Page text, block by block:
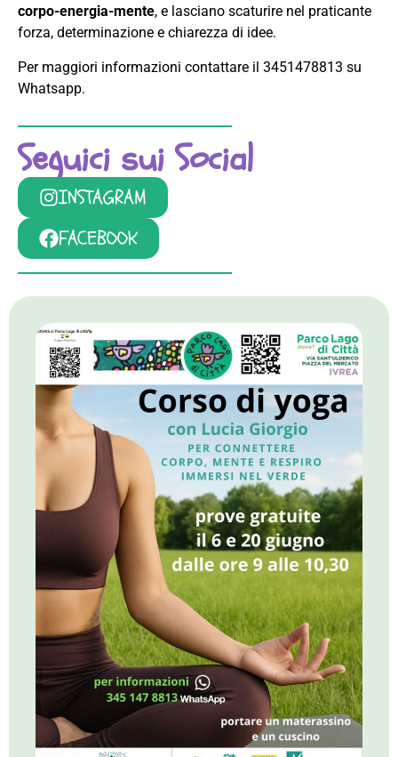
corpo-energia-mente, e lasciano scaturire nel praticante
forza, determinazione e chiarezza di idee.
Per maggiori informazioni contattare il 3451478813 su
Whatsapp.
Seguici sui Social
INSTAGRAM
FACEBOOK